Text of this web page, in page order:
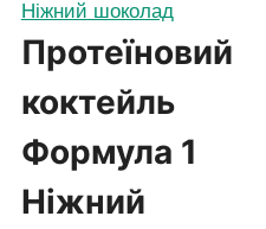
Протеїновий
коктейль
Формула 1
Ніжний